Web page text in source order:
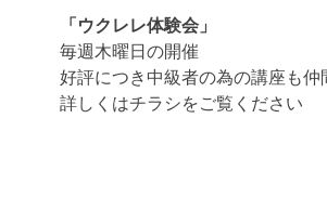
「ウクレレ体験会」
毎週木曜日の開催
好評につき中級者の為の講座も仲
詳しくはチラシをご覧ください